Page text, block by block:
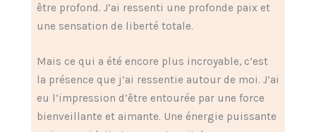
être profond. J’ai ressenti une profonde paix et
une sensation de liberté totale.
Mais ce qui a été encore plus incroyable, c’est
la présence que j’ai ressentie autour de moi. J’ai
eu l’impression d’être entourée par une force
bienveillante et aimante. Une énergie puissante